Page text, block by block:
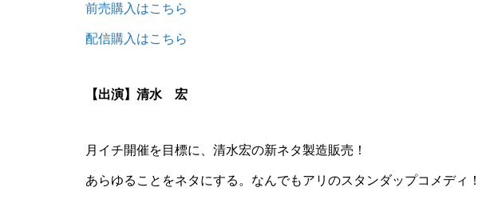
前売購入はこちら
配信購入はこちら
【出演】清水 宏
月イチ開催を目標に、清水宏の新ネタ製造販売！
あらゆることをネタにする。なんでもアリのスタンダップコメディ！